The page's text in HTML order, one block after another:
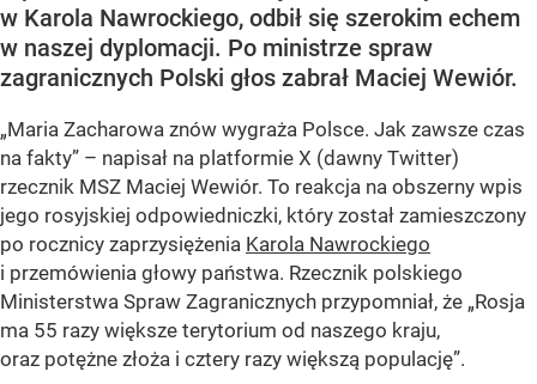
w Karola Nawrockiego, odbił się szerokim echem
w naszej dyplomacji. Po ministrze spraw
zagranicznych Polski głos zabrał Maciej Wewiór.
„Maria Zacharowa znów wygraża Polsce. Jak zawsze czas
na fakty” – napisał na platformie X (dawny Twitter)
rzecznik MSZ Maciej Wewiór. To reakcja na obszerny wpis
jego rosyjskiej odpowiedniczki, który został zamieszczony
po rocznicy zaprzysiężenia Karola Nawrockiego
i przemówienia głowy państwa. Rzecznik polskiego
Ministerstwa Spraw Zagranicznych przypomniał, że „Rosja
ma 55 razy większe terytorium od naszego kraju,
oraz potężne złoża i cztery razy większą populację”.